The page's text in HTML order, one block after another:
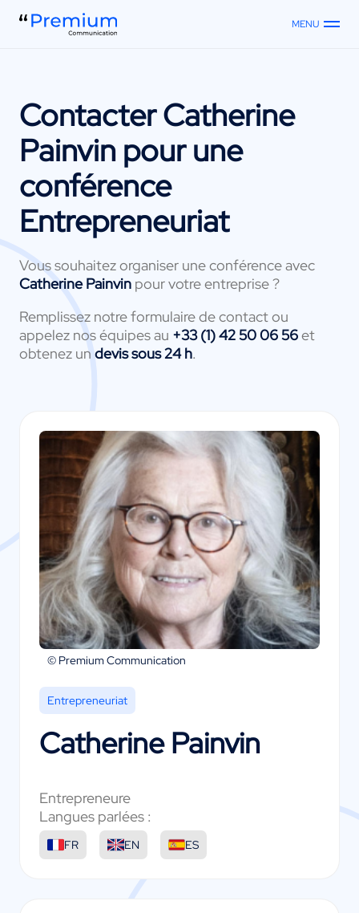
MENU
ContacterCatherine
Painvinpour une
conférence
Entrepreneuriat
Vous souhaitez organiser une conférence avec
Catherine Painvin pour votre entreprise ?
Remplissez notre formulaire de contact ou
appelez nos équipes au +33 (1) 42 50 06 56et
obtenez undevis sous 24 h.
© Premium Communication
Entrepreneuriat
Catherine Painvin
Entrepreneure
Langues parlées :
FR EN ES